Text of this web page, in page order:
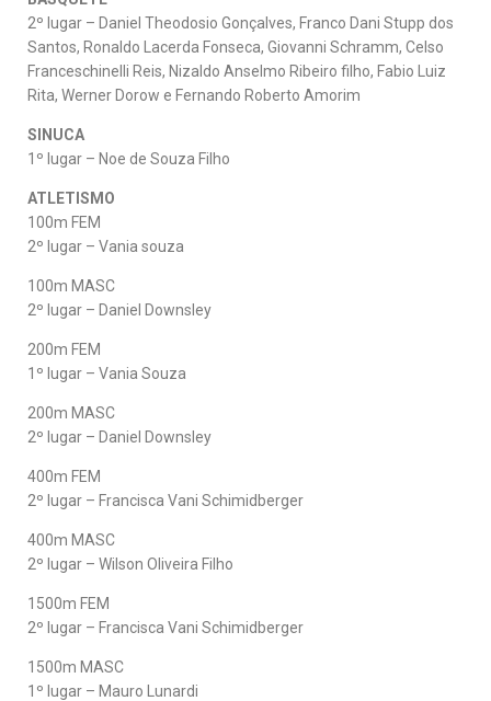
2º lugar – Daniel Theodosio Gonçalves, Franco Dani Stupp dos
Santos, Ronaldo Lacerda Fonseca, Giovanni Schramm, Celso
Franceschinelli Reis, Nizaldo Anselmo Ribeiro filho, Fabio Luiz
Rita, Werner Dorow e Fernando Roberto Amorim
SINUCA
1º lugar – Noe de Souza Filho
ATLETISMO
100m FEM
2º lugar – Vania souza
100m MASC
2º lugar – Daniel Downsley
200m FEM
1º lugar – Vania Souza
200m MASC
2º lugar – Daniel Downsley
400m FEM
2º lugar – Francisca Vani Schimidberger
400m MASC
2º lugar – Wilson Oliveira Filho
1500m FEM
2º lugar – Francisca Vani Schimidberger
1500m MASC
1º lugar – Mauro Lunardi